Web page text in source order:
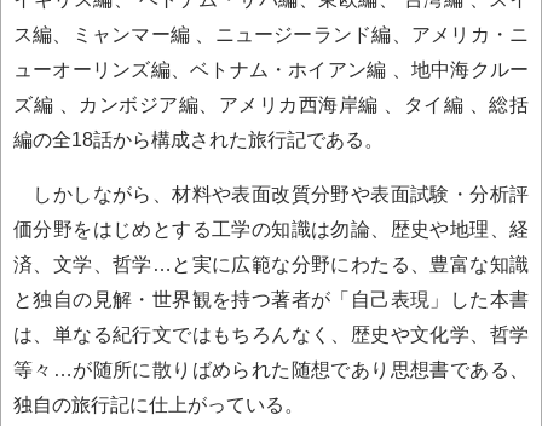
ス編、ミャンマー編 、ニュージーランド編、アメリカ・ニ
ューオーリンズ編、ベトナム・ホイアン編 、地中海クルー
ズ編 、カンボジア編、アメリカ西海岸編 、タイ編 、総括
編の全18話から構成された旅行記である。
しかしながら、材料や表面改質分野や表面試験・分析評
価分野をはじめとする工学の知識は勿論、歴史や地理、経
済、文学、哲学…と実に広範な分野にわたる、豊富な知識
と独自の見解・世界観を持つ著者が「自己表現」した本書
は、単なる紀行文ではもちろんなく、歴史や文化学、哲学
等々…が随所に散りばめられた随想であり思想書である、
独自の旅行記に仕上がっている。